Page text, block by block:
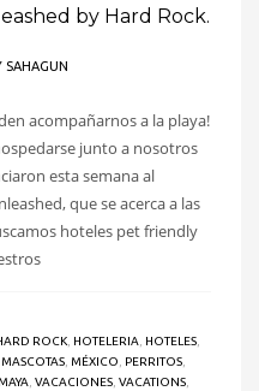
by Hard Rock.
SAHAGUN
acompañarnos a la playa!
junto a nosotros
esta semana al
que se acerca a las
hoteles pet friendly
ROCK HOTELERIA HOTELES
MASCOTAS MÉXICO PERRITOS
VACACIONES VACATIONS